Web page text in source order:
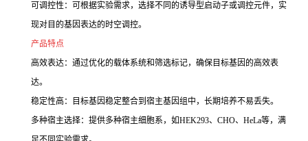
可调控性：可根据实验需求，选择不同的诱导型启动子或调控元件，实
现对目的基因表达的时空调控。
产品特点
高效表达：通过优化的载体系统和筛选标记，确保目标基因的高效表
达。
稳定性高：目标基因稳定整合到宿主基因组中，长期培养不易丢失。
多种宿主选择：提供多种宿主细胞系，如HEK293、CHO、HeLa等，满